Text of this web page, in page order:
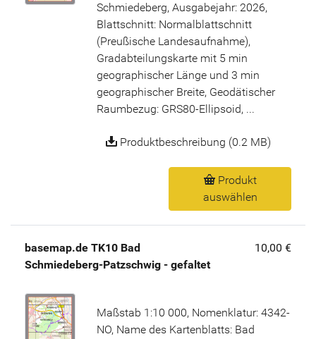
Schmiedeberg, Ausgabejahr: 2026,
Blattschnitt: Normalblattschnitt
(Preußische Landesaufnahme),
Gradabteilungskarte mit 5 min
geographischer Länge und 3 min
geographischer Breite, Geodätischer
Raumbezug: GRS80-Ellipsoid, ...
Produktbeschreibung (0.2 MB)
Produkt
auswählen
basemap.de TK10 Bad
Schmiedeberg-Patzschwig - gefaltet
10,00 €
Maßstab 1:10 000, Nomenklatur: 4342-
NO, Name des Kartenblatts: Bad